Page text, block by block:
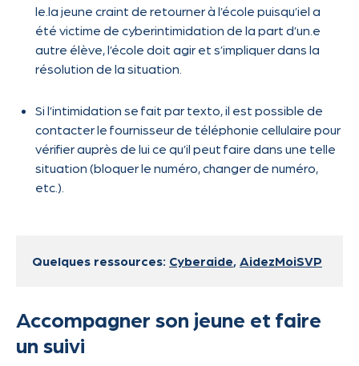
le.la jeune craint de retourner à l’école puisqu’iel a
été victime de cyberintimidation de la part d’un.e
autre élève, l’école doit agir et s’impliquer dans la
résolution de la situation.
Si l’intimidation se fait par texto, il est possible de
contacter le fournisseur de téléphonie cellulaire pour
vérifier auprès de lui ce qu’il peut faire dans une telle
situation (bloquer le numéro, changer de numéro,
etc.).
Quelques ressources: Cyberaide AidezMoiSVP
Accompagner son jeune et faire
un suivi